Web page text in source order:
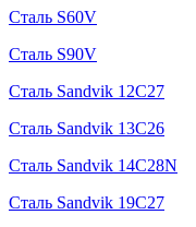
Сталь S60V
Сталь S90V
Сталь Sandvik 12C27
Сталь Sandvik 13C26
Сталь Sandvik 14C28N
Сталь Sandvik 19C27